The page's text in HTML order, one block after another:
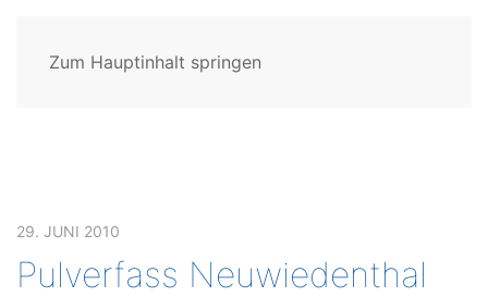
Zum Hauptinhalt springen
29. JUNI 2010
Pulverfass Neuwiedenthal